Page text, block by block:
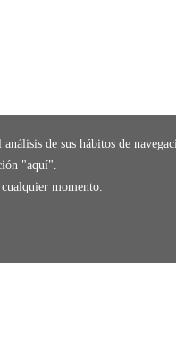
de sus hábitos de
"aquí".
momento.